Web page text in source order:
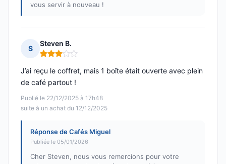
vous servir à nouveau !
S
Steven B.
Note : 3 sur 5
Publié le 22/12/2025 à 17h48
suite à un achat du 12/12/2025
J’ai reçu le coffret, mais 1 boîte était ouverte avec plein
de café partout !
Réponse de Cafés Miguel
Publiée le 05/01/2026
Cher Steven, nous vous remercions pour votre